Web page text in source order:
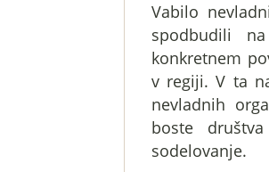
Vabilo
spodbudili
konkretnem
v regiji. V ta
nevladnih
boste
sodelovanje.